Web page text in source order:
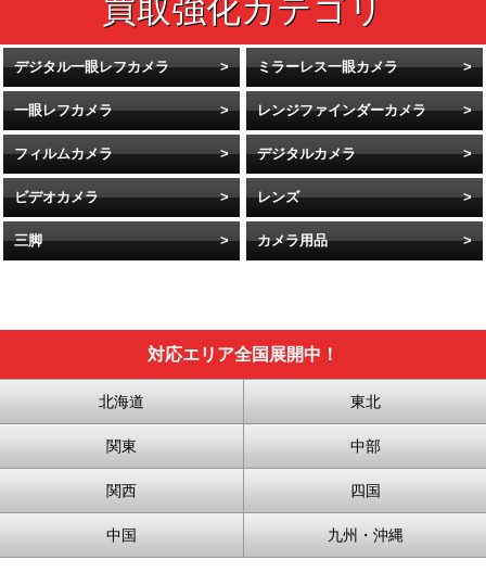
デジタル一眼レフカメラ ミラーレス一眼カメラ
一眼レフカメラ レンジファインダーカメラ
フィルムカメラ デジタルカメラ
ビデオカメラ レンズ
三脚 カメラ用品
対応エリア全国展開中！
北海道 東北
関東 中部
関西 四国
中国 九州・沖縄